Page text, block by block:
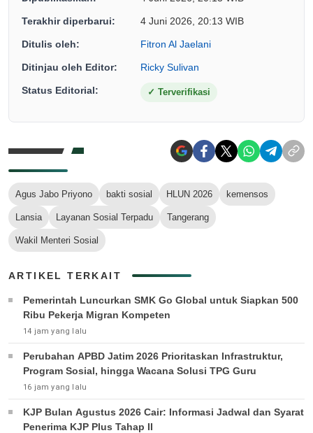
Terakhir diperbarui: 4 Juni 2026, 20:13 WIB
Ditulis oleh: Fitron Al Jaelani
Ditinjau oleh Editor: Ricky Sulivan
Status Editorial: ✓ Terverifikasi
Agus Jabo Priyono bakti sosial HLUN 2026 kemensos
Lansia Layanan Sosial Terpadu Tangerang
Wakil Menteri Sosial
ARTIKEL TERKAIT
Pemerintah Luncurkan SMK Go Global untuk Siapkan 500
Ribu Pekerja Migran Kompeten
14 jam yang lalu
Perubahan APBD Jatim 2026 Prioritaskan Infrastruktur,
Program Sosial, hingga Wacana Solusi TPG Guru
16 jam yang lalu
KJP Bulan Agustus 2026 Cair: Informasi Jadwal dan Syarat
Penerima KJP Plus Tahap II